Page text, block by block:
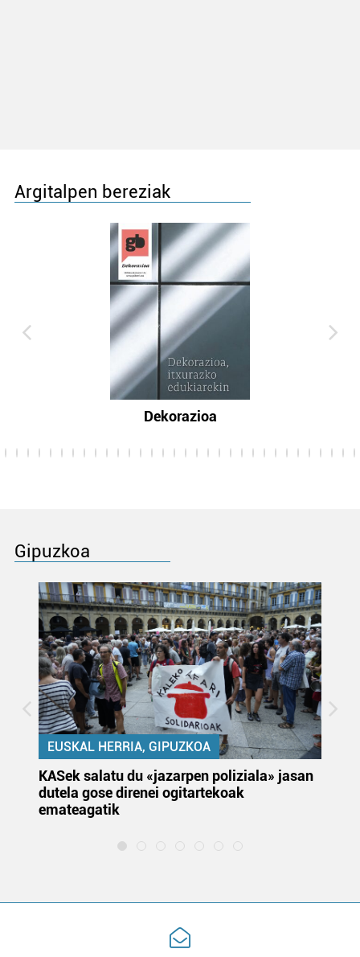
Argitalpen bereziak
Dekorazioa
Gipuzkoa
EUSKAL HERRIA, GIPUZKOA
KASek salatu du «jazarpen poliziala» jasan
dutela gose direnei ogitartekoak
emateagatik